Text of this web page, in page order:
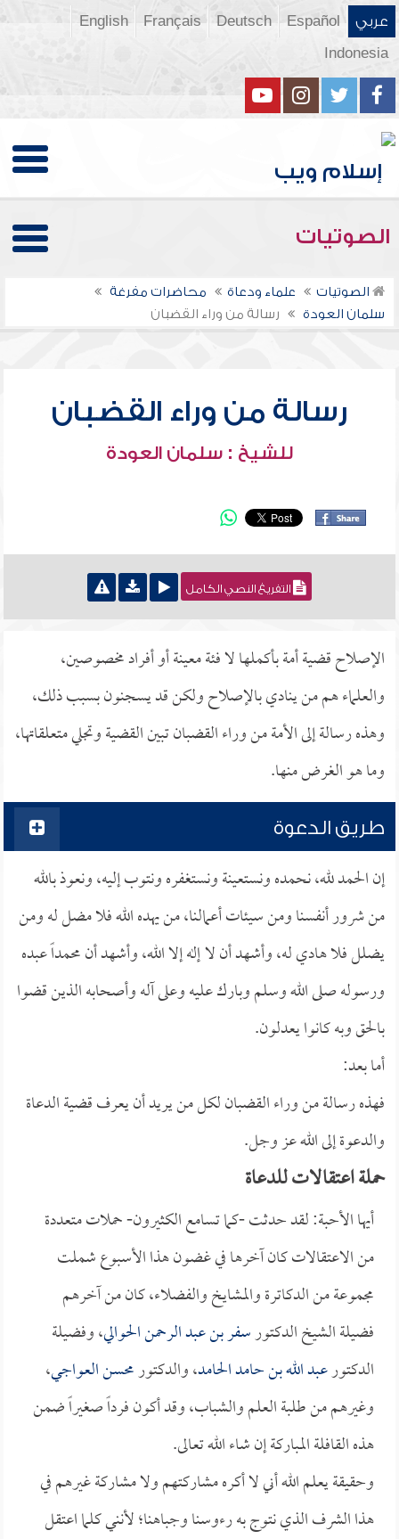
عربي Español
Deutsch
Français
English
Indonesia
الصوتيات
الصوتيات علماء ودعاة
محاضرات مفرغة
سلمان العودة
رسالة من وراء القضبان
رسالة من وراء القضبان
للشيخ : سلمان العودة
التفريغ النصي الكامل
الإصلاح قضية أمة بأكملها لا فئة معينة أو أفراد مخصوصين،
والعلماء هم من ينادي بالإصلاح ولكن قد يسجنون بسبب ذلك،
وهذه رسالة إلى الأمة من وراء القضبان تبين القضية وتجلي متعلقاتها،
وما هو الغرض منها.
طريق الدعوة
إن الحمد لله، نحمده ونستعينة ونستغفره ونتوب إليه، ونعوذ بالله
من شرور أنفسنا ومن سيئات أعمالنا، من يهده الله فلا مضل له ومن
يضلل فلا هادي له، وأشهد أن لا إله إلا الله، وأشهد أن محمداً عبده
ورسوله صلى الله وسلم وبارك عليه وعلى آله وأصحابه الذين قضوا
بالحق وبه كانوا يعدلون.
أما بعد:
فهذه رسالة من وراء القضبان لكل من يريد أن يعرف قضية الدعاة
والدعوة إلى الله عز وجل.
حملة اعتقالات للدعاة
أيها الأحبة: لقد حدثت -كما تسامع الكثيرون- حملات متعددة
من الاعتقالات كان آخرها في غضون هذا الأسبوع شملت
مجموعة من الدكاترة والمشايخ والفضلاء، كان من آخرهم
فضيلة الشيخ الدكتورسفر بن عبد الرحمن الحوالي، وفضيلة
الدكتورعبد الله بن حامد الحامد، والدكتورمحسن العواجي،
وغيرهم من طلبة العلم والشباب، وقد أكون فرداً صغيراً ضمن
هذه القافلة المباركة إن شاء الله تعالى.
وحقيقة يعلم الله أني لا أكره مشاركتهم ولا مشاركة غيرهم في
هذا الشرف الذي نتوج به رءوسنا وجباهنا؛ لأنني كلما اعتقل